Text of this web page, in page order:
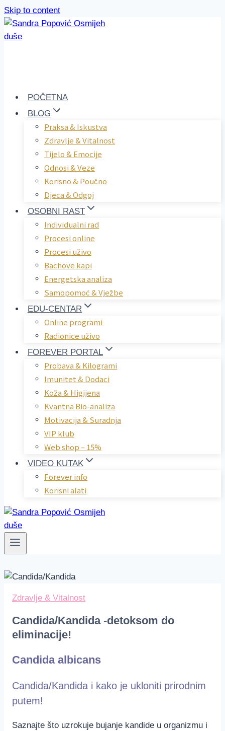
Skip to content
POČETNA
BLOG
Praksa & Iskustva
Zdravlje & Vitalnost
Tijelo & Emocije
Odnosi & Veze
Korisno & Poučno
Djeca & Odgoj
OSOBNI RAST
Individualni rad
Procesi online
Procesi uživo
Bachove kapi
Energetska analiza
Samopomoć & Vježbe
EDU-CENTAR
Online programi
Radionice uživo
FOREVER PORTAL
Probava & Kilogrami
Imunitet & Dodaci
Koža & Higijena
Kvantna Bio-analiza
Motivacija & Suradnja
VIP klub
Web shop – 15%
VIDEO KUTAK
Forever info
Korisni alati
Zdravlje & Vitalnost
Candida/Kandida -detoksom do
eliminacije!
Candida albicans
Candida/Kandida i kako je ukloniti prirodnim
putem!
Saznajte što uzrokuje bujanje kandide u organizmu i